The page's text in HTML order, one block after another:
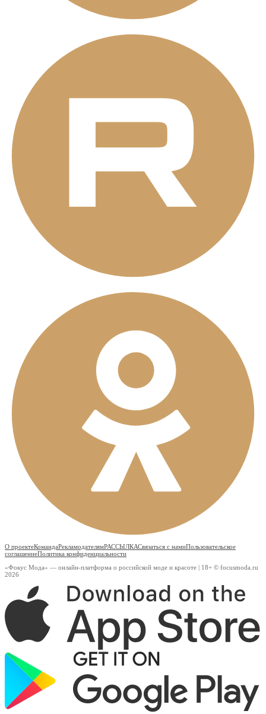
О проектеКомандаРекламодателямРАССЫЛКАСвязаться с намиПользовательское
соглашениеПолитика конфиденциальности
«Фокус Мода» — онлайн-платформа о российской моде и красоте | 18+ © focusmoda.ru
2026